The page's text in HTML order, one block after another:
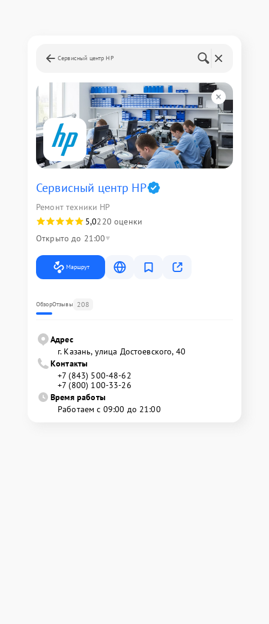
Сервисный центр HP
Сервисный центр HP
Ремонт техники HP
5,0220 оценки
Открыто до 21:00
Маршрут
ОбзорОтзывы 208
Адрес
г. Казань, улица Достоевского, 40
Контакты
+7 (843) 500-48-62
+7 (800) 100-33-26
Время работы
Работаем с 09:00 до 21:00